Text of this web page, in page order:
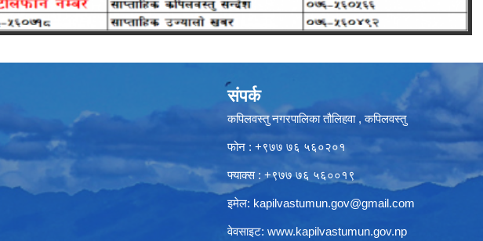
संपर्क
कपिलवस्तु नगरपालिका तौलिहवा , कपिलवस्तु
फोन : +९७७ ७६ ५६०२०१
फ्याक्स : +९७७ ७६ ५६००१९
इमेल: kapilvastumun.gov@gmail.com
वेवसाइट: www.kapilvastumun.gov.np